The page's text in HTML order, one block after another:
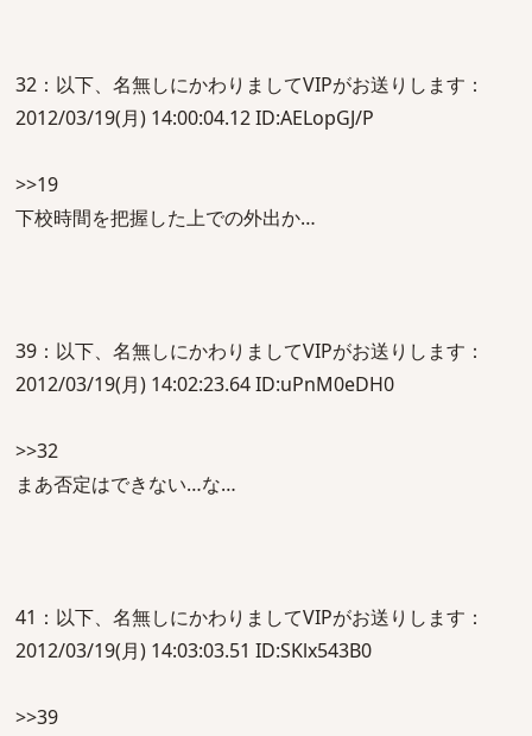
32：以下、名無しにかわりましてVIPがお送りします：
2012/03/19(月) 14:00:04.12 ID:AELopGJ/P
>>19
下校時間を把握した上での外出か…
39：以下、名無しにかわりましてVIPがお送りします：
2012/03/19(月) 14:02:23.64 ID:uPnM0eDH0
>>32
まあ否定はできない…な…
41：以下、名無しにかわりましてVIPがお送りします：
2012/03/19(月) 14:03:03.51 ID:SKlx543B0
>>39